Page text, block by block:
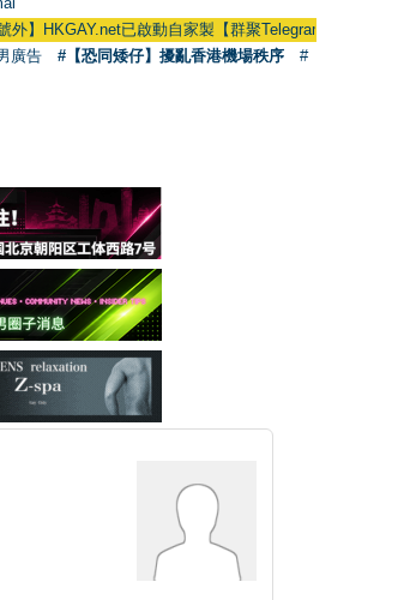
】HKGAY.net已啟動自家製【群聚Telegram群組】
廣告 #【恐同矮仔】擾亂香港機場秩序
#